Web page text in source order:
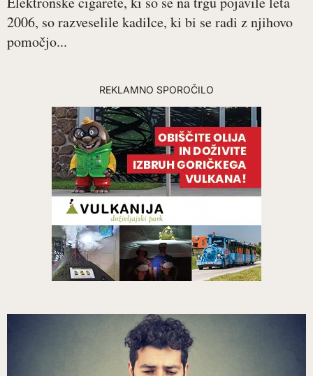
2006, so razveselile kadilce, ki bi se radi z njihovo
pomočjo...
REKLAMNO SPOROČILO